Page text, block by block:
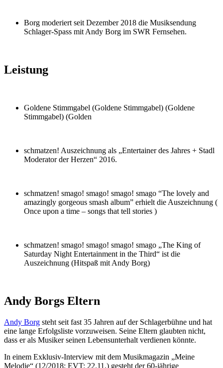
Borg moderiert seit Dezember 2018 die Musiksendung
Schlager-Spass mit Andy Borg im SWR Fernsehen.
Leistung
Goldene Stimmgabel (Goldene Stimmgabel) (Goldene
Stimmgabel) (Golden
schmatzen! Auszeichnung als „Entertainer des Jahres + Stadl
Moderator der Herzen“ 2016.
schmatzen! smago! smago! smago! smago “The lovely and
amazingly gorgeous smash album” erhielt die Auszeichnung (
Once upon a time – songs that tell stories )
schmatzen! smago! smago! smago! smago „The King of
Saturday Night Entertainment in the Third“ ist die
Auszeichnung (Hitspaß mit Andy Borg)
Andy Borgs Eltern
Andy Borg steht seit fast 35 Jahren auf der Schlagerbühne und hat
eine lange Erfolgsliste vorzuweisen. Seine Eltern glaubten nicht,
dass er als Musiker seinen Lebensunterhalt verdienen könnte.
In einem Exklusiv-Interview mit dem Musikmagazin „Meine
Melodie“ (12/2018; EVT: 22.11.) gesteht der 60-jährige